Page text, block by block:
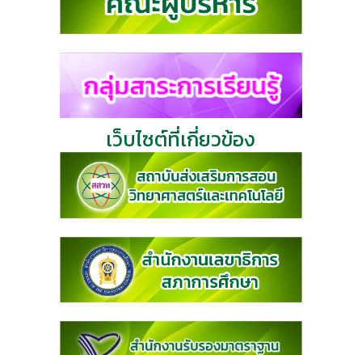
เว็บไซต์ที่เกี่ยวข้อง